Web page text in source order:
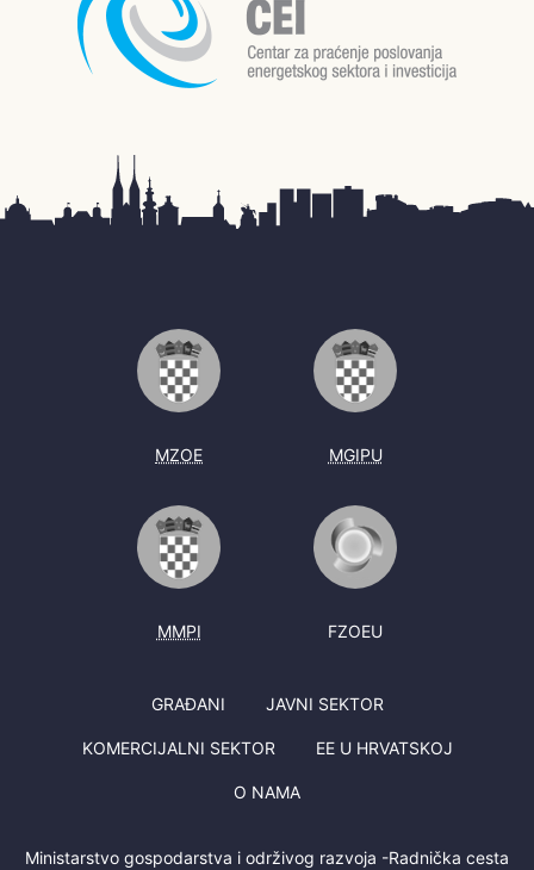
MZOE MGIPU
MMPI FZOEU
GRAĐANI JAVNI SEKTOR
KOMERCIJALNI SEKTOR EE U HRVATSKOJ
O NAMA
Ministarstvo gospodarstva i održivog razvoja -Radnička cesta